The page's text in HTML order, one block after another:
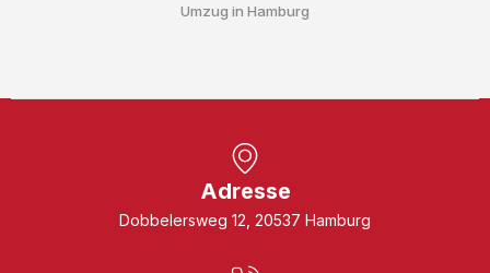
Umzug in Hamburg
Adresse
Dobbelersweg 12, 20537 Hamburg